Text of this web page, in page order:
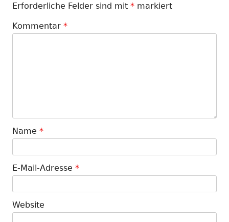
Erforderliche Felder sind mit * markiert
Kommentar *
Name *
E-Mail-Adresse *
Website